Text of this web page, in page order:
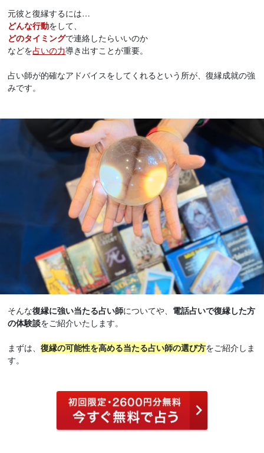
元彼と復縁するには…
どんな行動をして、
どのタイミングで連絡したらいいのか
などを占いの力導き出すことが重要。
占い師が的確なアドバイスをしてくれるという所が、復縁成就の強
みです。
そんな復縁に強い当たる占い師についてや、 電話占いで復縁した方
の体験談をご紹介いたします。
まずは、復縁の可能性を高める当たる占い師の選び方をご紹介しま
す。